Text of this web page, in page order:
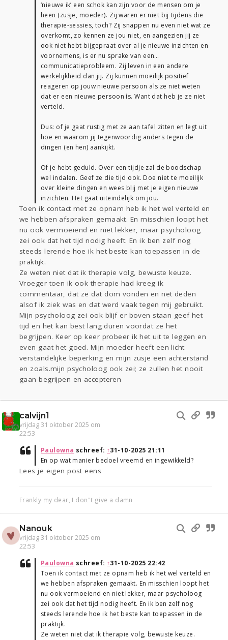
‘nieuwe ik’ een schok kan zijn voor de mensen om je
heen (zusje, moeder). Zij waren er niet bij tijdens die
therapie-sessies, toch? Zij snappen nu even niet wat ze
overkomt, zo kennen ze jou niet, en aangezien jij ze
ook niet hebt bijgepraat over al je nieuwe inzichten en
voornemens, is er nu sprake van een…
communicatieprobleem. Zij leven in een andere
werkelijkheid dan jij. Zij kunnen moeilijk positief
reageren op jouw nieuwe persoon als ze niet weten
dat er een nieuwe persoon ís. Want dat heb je ze niet
verteld.
Dus: of je gaat rustig met ze aan tafel zitten en legt uit
hoe en waarom jij tegenwoordig anders tegen de
dingen (en hen) aankijkt.
Of je hebt geduld. Over een tijdje zal de boodschap
wel indalen. Geef ze die tijd ook. Doe niet te moeilijk
over kleine dingen en wees blij met je eigen nieuwe
inzichten. Het gaat uiteindelijk om jou.
Toen ik contact met ze opnam heb ik het wel verteld en
we hebben afspraken gemaakt. En misschien loopt het
nu ook vermoeiend en niet lekker, maar psycholoog
zei ook dat het tijd nodig heeft. En ik ben zelf nog
steeds lerende hoe ik het beste kan toepassen in de
praktijk.
Ze weten niet dat ik therapie volg, bewuste keuze.
Vroeger toen ik ook therapie had kreeg ik
commentaar, dat ze dat dom vonden en net deden
alsof ik ziek was en dat werd vaak tegen mij gebruikt.
Mijn psycholoog zei ook blijf er boven staan geef het
tijd en het kan best lang duren voordat ze het
begrijpen. Keer op keer probeer ik het uit te leggen en
even gaat het goed. Mijn moeder heeft een licht
verstandelijke beperking en mijn zusje een achterstand
en zoals.mijn psycholoog ook zei; ze zullen het nooit
gaan begrijpen en accepteren
calvijn1
vrijdag 31 oktober 2025 om
22:53
Paulowna schreef: ↑31-10-2025 21:11
En op wat manier bedoel vreemd en ingewikkeld?
Lees je eigen post eens
Frankly my dear, I don"t give a damn
Nanouk
vrijdag 31 oktober 2025 om
22:53
Paulowna schreef: ↑31-10-2025 22:42
Toen ik contact met ze opnam heb ik het wel verteld en
we hebben afspraken gemaakt. En misschien loopt het
nu ook vermoeiend en niet lekker, maar psycholoog
zei ook dat het tijd nodig heeft. En ik ben zelf nog
steeds lerende hoe ik het beste kan toepassen in de
praktijk.
Ze weten niet dat ik therapie volg, bewuste keuze.